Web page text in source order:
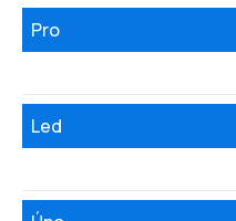
Pro
Led